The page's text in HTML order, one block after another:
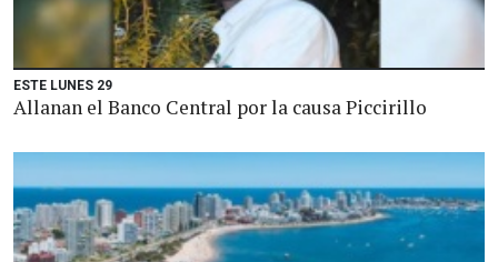
ESTE LUNES 29
Allanan el Banco Central por la causa Piccirillo